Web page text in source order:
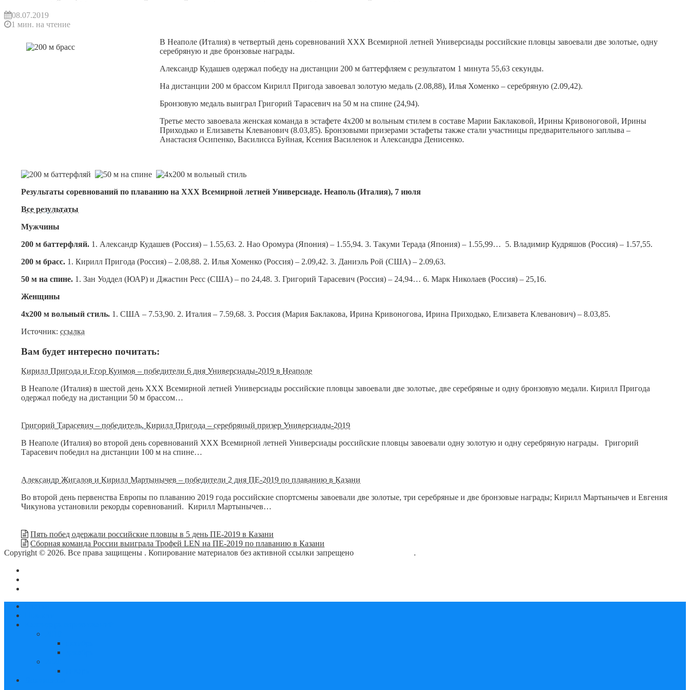
08.07.2019
1 мин. на чтение
В Неаполе (Италия) в четвертый день соревнований XXX Всемирной летней Универсиады российские пловцы завоевали две золотые, одну
серебряную и две бронзовые награды.
Александр Кудашев одержал победу на дистанции 200 м баттерфляем с результатом 1 минута 55,63 секунды.
На дистанции 200 м брассом Кирилл Пригода завоевал золотую медаль (2.08,88), Илья Хоменко – серебряную (2.09,42).
Бронзовую медаль выиграл Григорий Тарасевич на 50 м на спине (24,94).
Третье место завоевала женская команда в эстафете 4х200 м вольным стилем в составе Марии Баклаковой, Ирины Кривоноговой, Ирины
Приходько и Елизаветы Клеванович (8.03,85). Бронзовыми призерами эстафеты также стали участницы предварительного заплыва –
Анастасия Осипенко, Василисса Буйная, Ксения Василенок и Александра Денисенко.
Результаты соревнований по плаванию на XXX Всемирной летней Универсиаде. Неаполь (Италия), 7 июля
Все результаты
Мужчины
200 м баттерфляй. 1. Александр Кудашев (Россия) – 1.55,63. 2. Нао Оромура (Япония) – 1.55,94. 3. Такуми Терада (Япония) – 1.55,99… 5. Владимир Кудряшов (Россия) – 1.57,55.
200 м брасс. 1. Кирилл Пригода (Россия) – 2.08,88. 2. Илья Хоменко (Россия) – 2.09,42. 3. Даниэль Рой (США) – 2.09,63.
50 м на спине. 1. Зан Уоддел (ЮАР) и Джастин Ресс (США) – по 24,48. 3. Григорий Тарасевич (Россия) – 24,94… 6. Марк Николаев (Россия) – 25,16.
Женщины
4х200 м вольный стиль. 1. США – 7.53,90. 2. Италия – 7.59,68. 3. Россия (Мария Баклакова, Ирина Кривоногова, Ирина Приходько, Елизавета Клеванович) – 8.03,85.
Источник:ссылка
Вам будет интересно почитать:
Кирилл Пригода и Егор Куимов – победители 6 дня Универсиады-2019 в Неаполе
В Неаполе (Италия) в шестой день XXX Всемирной летней Универсиады российские пловцы завоевали две золотые, две серебряные и одну бронзовую медали. Кирилл Пригода
одержал победу на дистанции 50 м брассом…
Григорий Тарасевич – победитель, Кирилл Пригода – серебряный призер Универсиады-2019
В Неаполе (Италия) во второй день соревнований XXX Всемирной летней Универсиады российские пловцы завоевали одну золотую и одну серебряную награды. Григорий
Тарасевич победил на дистанции 100 м на спине…
Александр Жигалов и Кирилл Мартынычев – победители 2 дня ПЕ-2019 по плаванию в Казани
Во второй день первенства Европы по плаванию 2019 года российские спортсмены завоевали две золотые, три серебряные и две бронзовые награды; Кирилл Мартынычев и Евгения
Чикунова установили рекорды соревнований. Кирилл Мартынычев…
Пять побед одержали российские пловцы в 5 день ПЕ-2019 в Казани
Сборная команда России выиграла Трофей LEN на ПЕ-2019 по плаванию в Казани
Copyright © 2026. Все права защищены . Копирование материалов без активной ссылки запрещено
.